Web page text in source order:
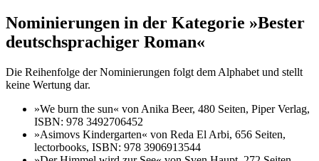
Nominierungen in der Kategorie »Bester
deutschsprachiger Roman«
Die Reihenfolge der Nominierungen folgt dem Alphabet und stellt
keine Wertung dar.
»We burn the sun« von Anika Beer, 480 Seiten, Piper Verlag,
ISBN: 978 3492706452
»Asimovs Kindergarten« von Reda El Arbi, 656 Seiten,
lectorbooks, ISBN: 978 3906913544